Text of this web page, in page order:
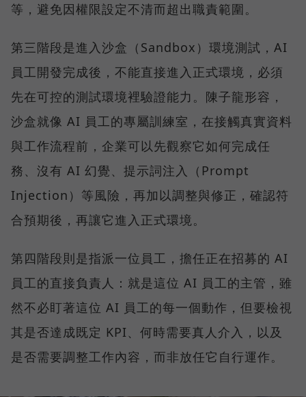
等，避免因權限設定不清而超出職責範圍。
第三階段是進入沙盒（Sandbox）環境測試，AI
員工開發完成後，不能直接進入正式環境，必須
先在可控的測試環境裡驗證能力。陳子龍形容，
沙盒就像 AI 員工的專屬訓練室，在接觸真實資料
與工作流程前，企業可以先觀察它如何完成任
務、沒有 AI 幻覺、提示詞注入（Prompt
Injection）等風險，再加以調整與修正，確認符
合預期後，再讓它進入正式環境。
第四階段則是指派一位員工，擔任正在招募的 AI
員工的直接負責人：就是這位 AI 員工的主管，雖
然不必盯著這位 AI 員工的每一個動作，但要檢視
其是否達成既定 KPI、何時需要真人介入，以及
是否需要調整工作內容，而非放任它自行運作。